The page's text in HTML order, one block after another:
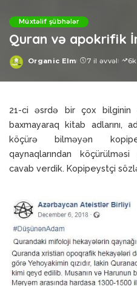
Müxtəlif şübhələr
Quran və apokrifik
Posted
Organic Elm 7 il əvvəl
21-ci əsrdə bir çox bilginin
baxmayaraq kitab adlarını,
köçürə bilməyən
qaynaqlarından
cavab verdik. Kopipeystçi